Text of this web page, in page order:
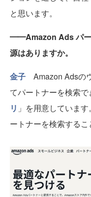
と思います。
━━Amazon Ads パー
源はありますか。
金子 Amazon Adsの
てパートナーを検索で
リ 」を用意していま
ートナーを検索するこ